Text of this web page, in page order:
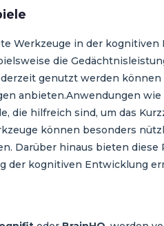
Werkzeuge in der
die
genutzt werden
anbieten.Anwendungen wie
die hilfreich sind, um das
können besonders
Darüber hinaus bieten
der kognitiven Entwicklung